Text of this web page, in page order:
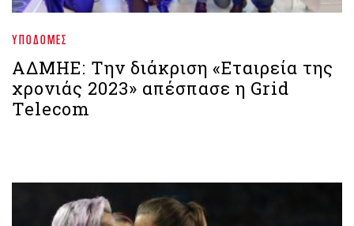
ΥΠΟΔΟΜΈΣ
ΑΔΜΗΕ: Την διάκριση «Εταιρεία της
χρονιάς 2023» απέσπασε η Grid
Telecom